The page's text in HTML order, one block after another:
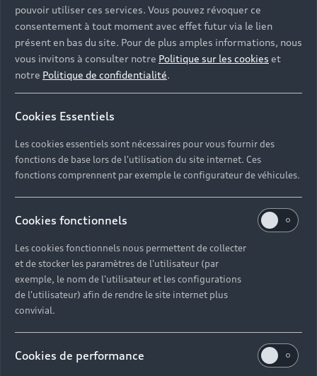
pouvoir utiliser ces services. Vous pouvez révoquer ce
consentement à tout moment avec effet futur via le lien
présent en bas du site. Pour de plus amples informations, nous
vous invitons à consulter notre Politique sur les cookies et
notre Politique de confidentialité.
Cookies Essentiels
Les cookies essentiels sont nécessaires pour vous fournir des
fonctions de base lors de l'utilisation du site internet. Ces
fonctions comprennent par exemple le configurateur de véhicules.
Cookies fonctionnels
Les cookies fonctionnels nous permettent de collecter
et de stocker les paramètres de l'utilisateur (par
exemple, le nom de l'utilisateur et les configurations
de l'utilisateur) afin de rendre le site internet plus
convivial.
Cookies de performance